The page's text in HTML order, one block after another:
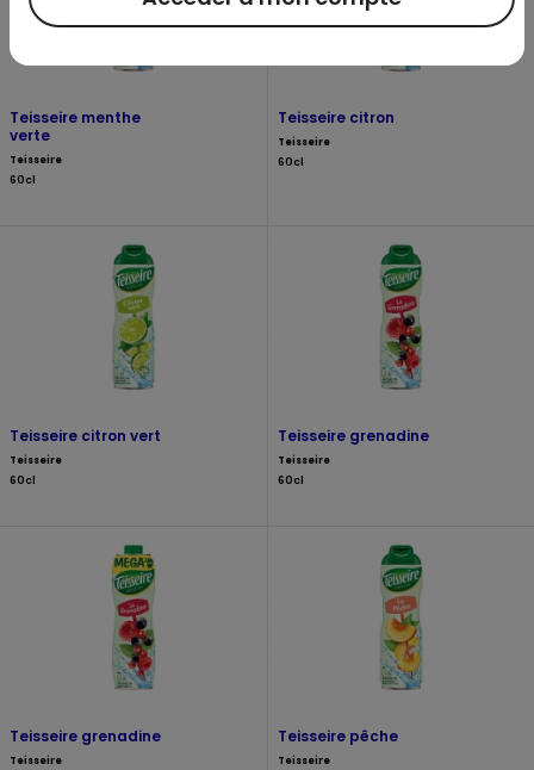
Teisseire menthe
verte
Teisseire
60cl
Teisseire citron
Teisseire
60cl
Teisseire citron vert
Teisseire
60cl
Teisseire grenadine
Teisseire
60cl
Teisseire grenadine
Teisseire
Teisseire pêche
Teisseire